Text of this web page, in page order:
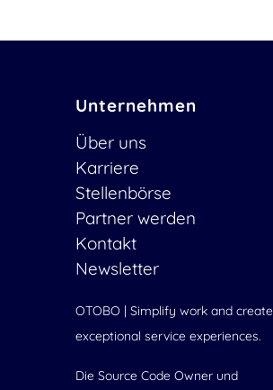
Unternehmen
Über uns
Karriere
Stellenbörse
Partner werden
Kontakt
Newsletter
OTOBO | Simplify work and create
exceptional service experiences.
Die Source Code Owner und